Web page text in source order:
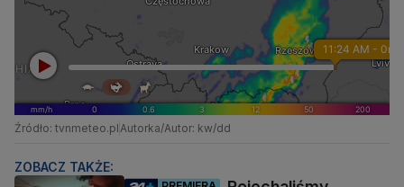
Źródło: tvnmeteo.pl Autorka/Autor: kw/dd
ZOBACZ TAKŻE: